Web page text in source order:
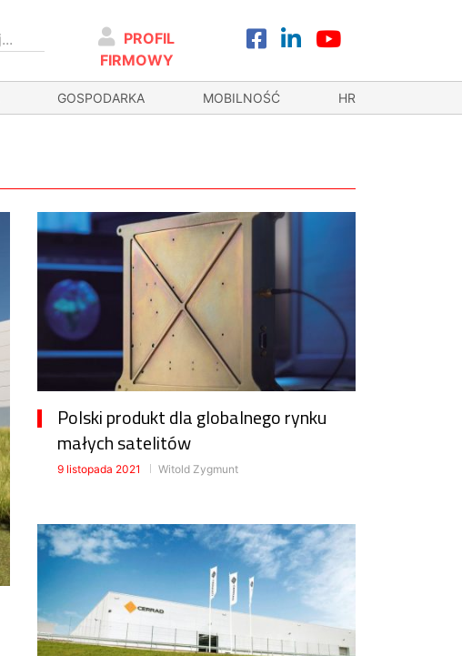
PROFIL
FIRMOWY
GOSPODARKA MOBILNOŚĆ HR
Polski produkt dla globalnego rynku
małych satelitów
9 listopada 2021 Witold Zygmunt